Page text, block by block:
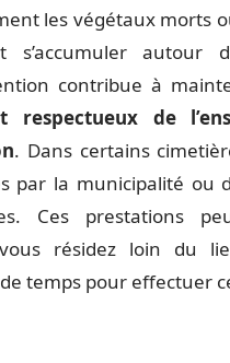
les végétaux morts
s’accumuler autour
contribue à
respectueux de
. Dans certains
par la municipalité ou
Ces prestations
résidez loin du
temps pour effectuer